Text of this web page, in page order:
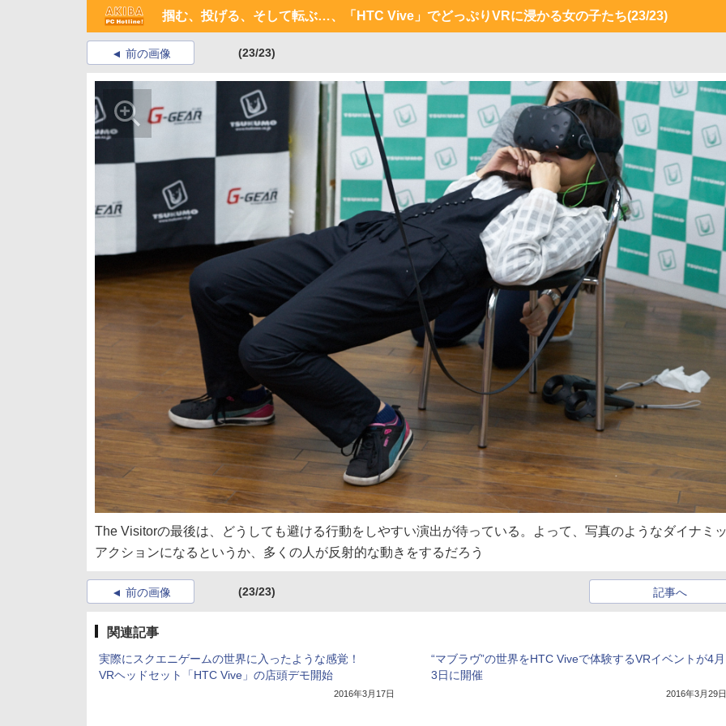
掴む、投げる、そして転ぶ…、「HTC Vive」でどっぷりVRに浸かる女の子たち(23/23)
前の画像 (23/23)
The Visitorの最後は、どうしても避ける行動をしやすい演出が待っている。よって、写真のようなダイナミ
アクションになるというか、多くの人が反射的な動きをするだろう
前の画像 (23/23) 記事へ
関連記事
実際にスクエニゲームの世界に入ったような感覚！
VRヘッドセット「HTC Vive」の店頭デモ開始
2016年3月17日
“マブラヴ”の世界をHTC Viveで体験するVRイベントが4月
3日に開催
2016年3月29日